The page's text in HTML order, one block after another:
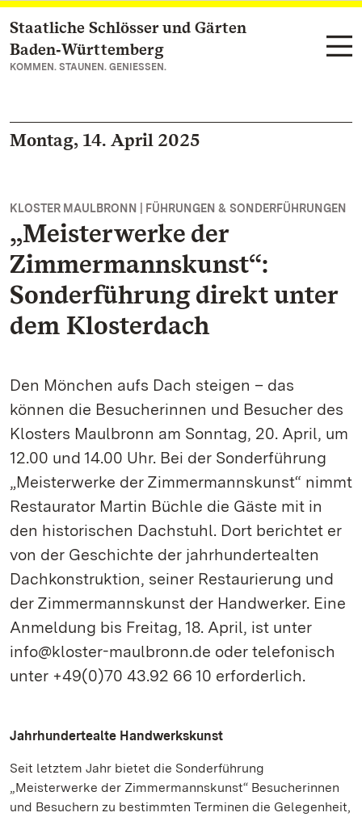
Zum Hauptinhalt springen
Staatliche Schlösser und Gärten
Baden‑Württemberg
KOMMEN. STAUNEN. GENIESSEN.
Montag, 14. April 2025
KLOSTER MAULBRONN | FÜHRUNGEN & SONDERFÜHRUNGEN
„Meisterwerke der
Zimmermannskunst“:
Sonderführung direkt unter
dem Klosterdach
Den Mönchen aufs Dach steigen – das
können die Besucherinnen und Besucher des
Klosters Maulbronn am Sonntag, 20. April, um
12.00 und 14.00 Uhr. Bei der Sonderführung
„Meisterwerke der Zimmermannskunst“ nimmt
Restaurator Martin Büchle die Gäste mit in
den historischen Dachstuhl. Dort berichtet er
von der Geschichte der jahrhundertealten
Dachkonstruktion, seiner Restaurierung und
der Zimmermannskunst der Handwerker. Eine
Anmeldung bis Freitag, 18. April, ist unter
info@kloster-maulbronn.de oder telefonisch
unter +49(0)70 43.92 66 10 erforderlich.
Jahrhundertealte Handwerkskunst
Seit letztem Jahr bietet die Sonderführung
„Meisterwerke der Zimmermannskunst“ Besucherinnen
und Besuchern zu bestimmten Terminen die Gelegenheit,